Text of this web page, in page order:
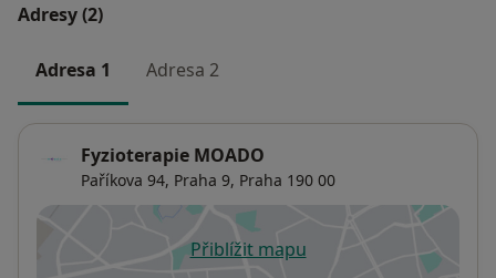
Adresy (2)
Adresa 1 Adresa 2
Fyzioterapie MOADO
Paříkova 94, Praha 9, Praha 190 00
Přiblížit mapuse otevře v nové záložce